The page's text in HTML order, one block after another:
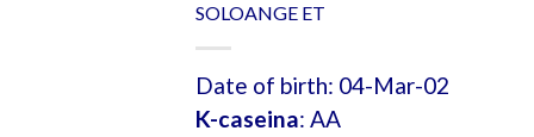
SOLOANGE ET
Date of birth: 04-Mar-02
K-caseina: AA